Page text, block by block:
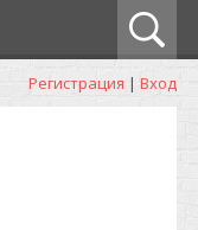
Регистрация | Вход